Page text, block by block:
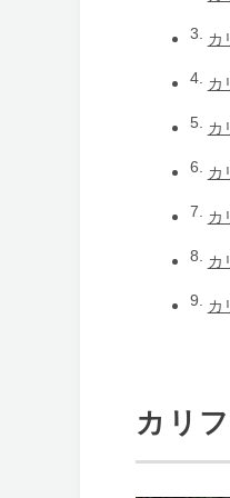
カ
カ
カ
カ
カ
カ
カ
カリ